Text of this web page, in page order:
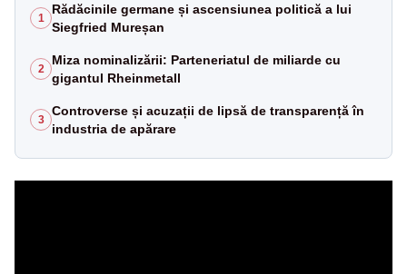
1
Rădăcinile germane și ascensiunea politică a lui
Siegfried Mureșan
2
Miza nominalizării: Parteneriatul de miliarde cu
gigantul Rheinmetall
3
Controverse și acuzații de lipsă de transparență în
industria de apărare